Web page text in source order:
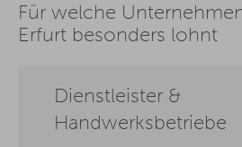
Für welche
Erfurt besonders lohnt
Dienstleister &
Handwerksbetriebe